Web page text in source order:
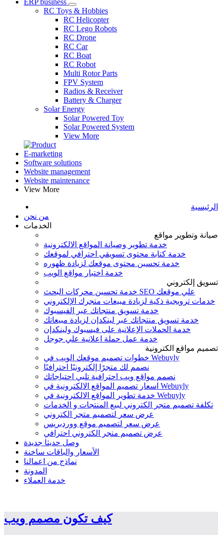
ERP business
RC Toys & Hobbies
RC Helicopter
RC Lego Robots
RC Drone
RC Car
RC Boat
RC Robot
Multi Rotor Parts
FPV System
Radios & Receiver
Battery & Charger
Solar Energy
Solar Powered Toy
Solar Powered System
View More
E-marketing
Software solutions
Website management
Website maintenance
View More
الرئيسية
من نحن
الخدمات
صيانة وتطوير مواقع
خدمة تطوير وصيانة المواقع الالكترونية
خدمة كتابة محتوى تسويقي احترافي لموقعك
خدمة تحسين محتوى موقعك لزيادة ظهوره
خدمة اختبار مواقع الويب
تسويق إلكتروني
خدمة تحسين محركات البحث SEO علي موقعك
خدمات ترويجية ذكية لزيادة مبيعات متجرك الإلكتروني
خدمة تسويق منتجاتك عبر الفيسبوك
خدمة تسويق منتجاتك عبر لينكدإن لزيادة مبيعاتك
خدمة الحملات الإعلانية على فيسبوك ولينكدإن
خدمة عمل حملة اعلانية علي جوجل
تصميم مواقع الكترونية
خطوات تصميم موقعك الويب في Webuyly
نصمم لك متجرًا إلكترونيًا احترافيًا
نصمم مواقع ويب احترافية تلبي احتياجاتك
اسعار تصميم المواقع الالكترونية في Webuyly
خدمة تطوير المواقع الالكترونية في Webuyly
تكلفة تصميم متجر الكتروني لبيع المنتجات و الخدمات
عرض سعر لتصميم متجر الكتروني
عرض سعر لتصميم موقع ووردبريس
عرض تصميم متجر الكتروني احترافي
وصل حديثا جديدة
الأسعار والباقات ساخنة
نماذج من اعمالنا
المدونة
خدمة العملاء
كيف تكون مصمم ويب